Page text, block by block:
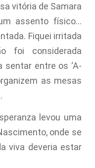
vitória de Samara
assento físico…
Fiquei irritada
foi considerada
entre os ‘A-
as mesas
levou uma
onde se
viva deveria estar